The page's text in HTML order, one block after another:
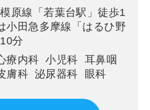
原線「若葉台駅」徒歩1
小田急多摩線「はるひ野
分
療内科 小児科 耳鼻咽
膚科 泌尿器科 眼科